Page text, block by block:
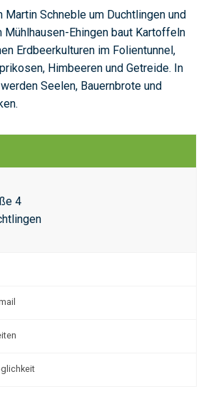
Martin Schneble um Duchtlingen und
Mühlhausen-Ehingen baut Kartoffeln
Erdbeerkulturen im Folientunnel,
Himbeeren und Getreide. In
Seelen, Bauernbrote und
4